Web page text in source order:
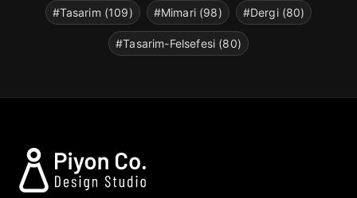
#Tasarim (109) #Mimari (98) #Dergi (80)
#Tasarim-Felsefesi (80)